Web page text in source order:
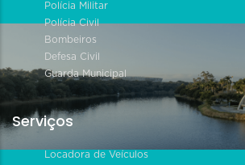
Polícia Militar
Polícia Civil
Bombeiros
Defesa Civil
Guarda Municipal
Serviços
Locadora de Veículos